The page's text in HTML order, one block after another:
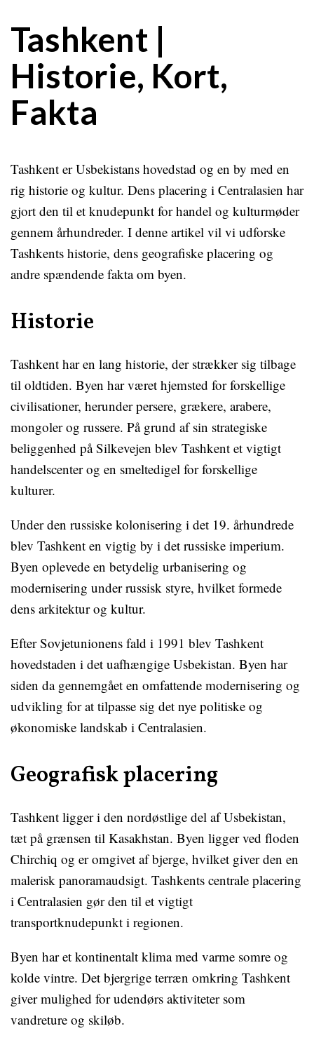
Tashkent |
Historie, Kort,
Fakta
Tashkent er Usbekistans hovedstad og en by med en
rig historie og kultur. Dens placering i Centralasien har
gjort den til et knudepunkt for handel og kulturmøder
gennem århundreder. I denne artikel vil vi udforske
Tashkents historie, dens geografiske placering og
andre spændende fakta om byen.
Historie
Tashkent har en lang historie, der strækker sig tilbage
til oldtiden. Byen har været hjemsted for forskellige
civilisationer, herunder persere, grækere, arabere,
mongoler og russere. På grund af sin strategiske
beliggenhed på Silkevejen blev Tashkent et vigtigt
handelscenter og en smeltedigel for forskellige
kulturer.
Under den russiske kolonisering i det 19. århundrede
blev Tashkent en vigtig by i det russiske imperium.
Byen oplevede en betydelig urbanisering og
modernisering under russisk styre, hvilket formede
dens arkitektur og kultur.
Efter Sovjetunionens fald i 1991 blev Tashkent
hovedstaden i det uafhængige Usbekistan. Byen har
siden da gennemgået en omfattende modernisering og
udvikling for at tilpasse sig det nye politiske og
økonomiske landskab i Centralasien.
Geografisk placering
Tashkent ligger i den nordøstlige del af Usbekistan,
tæt på grænsen til Kasakhstan. Byen ligger ved floden
Chirchiq og er omgivet af bjerge, hvilket giver den en
malerisk panoramaudsigt. Tashkents centrale placering
i Centralasien gør den til et vigtigt
transportknudepunkt i regionen.
Byen har et kontinentalt klima med varme somre og
kolde vintre. Det bjergrige terræn omkring Tashkent
giver mulighed for udendørs aktiviteter som
vandreture og skiløb.